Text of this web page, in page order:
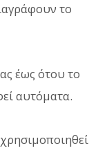
το
έως ότου το
αυτόματα.